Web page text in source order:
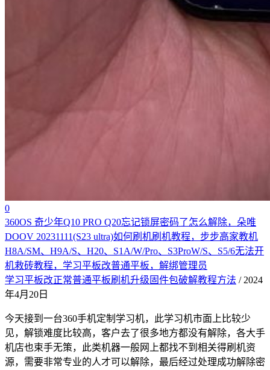
0
360OS 奇少年Q10 PRO Q20忘记锁屏密码了怎么解除，朵唯
DOOV 20231111(S23 ultra)如何刷机刷机教程，步步高家教机
H8A/SM、H9A/S、H20、S1A/W/Pro、S3ProW/S、S5/6无法开
机救砖教程，学习平板改普通平板，解绑管理员
学习平板改正常普通平板刷机升级固件包破解教程方法 / 2024
年4月20日
今天接到一台360手机定制学习机，此学习机市面上比较少
见，解锁难度比较高，客户去了很多地方都没有解除，各大手
机店也束手无策，此类机器一般网上都找不到相关得刷机资
源，需要非常专业的人才可以解除，最后经过处理成功解除密